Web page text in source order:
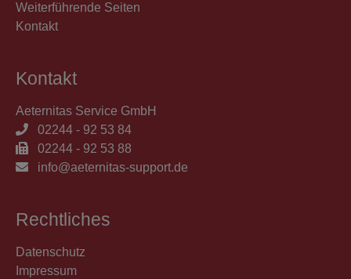
Weiterführende Seiten
Kontakt
Kontakt
Aeternitas Service GmbH
02244 - 92 53 84
02244 - 92 53 88
info@aeternitas-support.de
Rechtliches
Datenschutz
Impressum